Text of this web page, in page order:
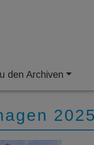
den Archiven